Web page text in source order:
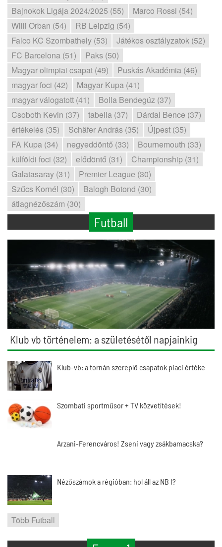
Bajnokok Ligája 2024/2025 (55)
Marco Rossi (54)
Willi Orban (54)
RB Leipzig (54)
Falco KC Szombathely (53)
Játékos osztályzatok (52)
FC Barcelona (51)
Paks (50)
Magyar olimpiai csapat (49)
Puskás Akadémia (46)
magyar foci (42)
Magyar Kupa (41)
magyar válogatott (41)
Bolla Bendegúz (37)
Csoboth Kevin (37)
tabella (37)
Dárdai Bence (37)
értékelés (35)
Schäfer András (35)
Újpest (35)
FA Kupa (34)
negyeddöntő (33)
Bournemouth (33)
külföldi foci (32)
elődöntő (31)
Championship (31)
Galatasaray (31)
Premier League (30)
Szűcs Kornél (30)
Balogh Botond (30)
átlagnézőszám (30)
Futball
Klub vb történelem: a születésétől napjainkig
Klub-vb: a tornán szereplő csapatok piaci értéke
Szombati sportműsor + TV közvetítések!
Arzani-Ferencváros! Zseni vagy zsákbamacska?
Nézőszámok a régióban: hol áll az NB I?
Több Futball